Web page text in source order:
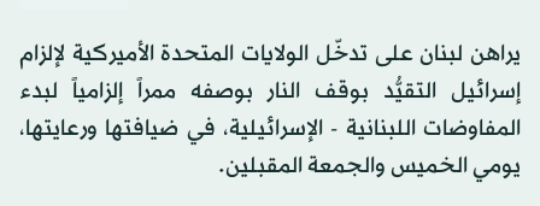
يراهن لبنان على تدخّل الولايات المتحدة الأميركية لإلزام
إسرائيل التقيُّد بوقف النار بوصفه ممراً إلزامياً لبدء
المفاوضات اللبنانية - الإسرائيلية، في ضيافتها ورعايتها،
يومي الخميس والجمعة المقبلين.